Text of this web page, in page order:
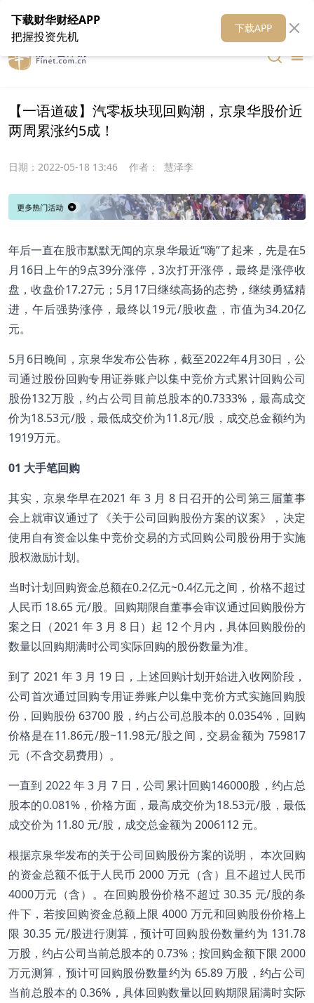
在线客服 关于我们 财华媒体矩阵 财华智库
【一语道破】汽零板块现回购潮，京泉华股价近
两周累涨约5成！
日期： 2022-05-18 13:46 作者： 慧泽李
年后一直在股市默默无闻的京泉华最近“嗨”了起来，先是在5
月16日上午的9点39分涨停，3次打开涨停，最终是涨停收
盘，收盘价17.27元；5月17日继续高扬的态势，继续勇猛精
进，午后强势涨停，最终以19元/股收盘，市值为34.20亿
元。
5月6日晚间，京泉华发布公告称，截至2022年4月30日，公
司通过股份回购专用证券账户以集中竞价方式累计回购公司
股份132万股，约占公司目前总股本的0.7333%，最高成交
价为18.53元/股，最低成交价为11.8元/股，成交总金额约为
1919万元。
01 大手笔回购
其实，京泉华早在2021 年 3 月 8 日召开的公司第三届董事
会上就审议通过了《关于公司回购股份方案的议案》，决定
使用自有资金以集中竞价交易的方式回购公司股份用于实施
股权激励计划。
当时计划回购资金总额在0.2亿元~0.4亿元之间，价格不超过
人民币 18.65 元/股。回购期限自董事会审议通过回购股份方
案之日（2021 年 3 月 8 日）起 12 个月内，具体回购股份的
数量以回购期满时公司实际回购的股份数量为准。
到了 2021 年 3 月 19 日，上述回购计划开始进入收网阶段，
公司首次通过回购专用证券账户以集中竞价方式实施回购股
份，回购股份 63700 股，约占公司总股本的 0.0354%，回购
价格是在11.86元/股~11.98元/股之间，交易金额为 759817
元（不含交易费用）。
一直到 2022 年 3 月 7 日，公司累计回购146000股，约占总
股本的0.081%，价格方面，最高成交价为18.53元/股，最低
成交价为 11.80 元/股，成交总金额为 2006112 元。
根据京泉华发布的关于公司回购股份方案的说明， 本次回购
的资金总额不低于人民币 2000 万元（含）且不超过人民币
4000万元（含）。在回购股份价格不超过 30.35 元/股的条
件下，若按回购资金总额上限 4000 万元和回购股份价格上
限 30.35 元/股进行测算，预计可回购股份数量约为 131.78
万股，约占公司当前总股本的 0.73%；按回购金额下限 2000
万元测算，预计可回购股份数量约为 65.89 万股，约占公司
当前总股本的 0.36%，具体回购数量以回购期限届满时实际
下载财华财经APP
把握投资先机
下载APP